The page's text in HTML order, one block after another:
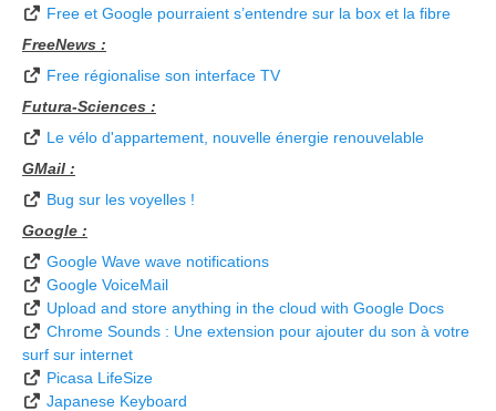
Free et Google pourraient s’entendre sur la box et la fibre
FreeNews :
Free régionalise son interface TV
Futura-Sciences :
Le vélo d'appartement, nouvelle énergie renouvelable
GMail :
Bug sur les voyelles !
Google :
Google Wave wave notifications
Google VoiceMail
Upload and store anything in the cloud with Google Docs
Chrome Sounds : Une extension pour ajouter du son à votre
surf sur internet
Picasa LifeSize
Japanese Keyboard